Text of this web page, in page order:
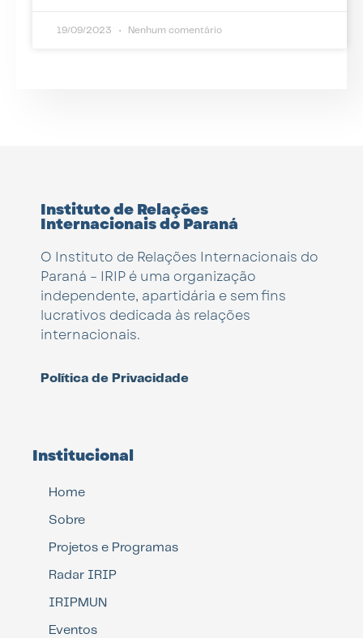
19/09/2023 Nenhum comentário
Instituto de Relações
Internacionais do Paraná
O Instituto de Relações Internacionais do
Paraná – IRIP é uma organização
independente, apartidária e sem fins
lucrativos dedicada às relações
internacionais.
Política de Privacidade
Institucional
Home
Sobre
Projetos e Programas
Radar IRIP
IRIPMUN
Eventos